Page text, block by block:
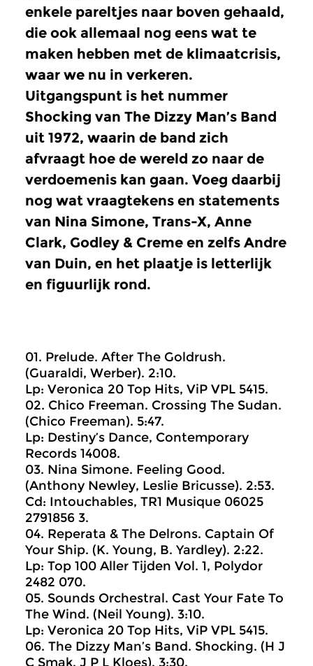
enkele pareltjes naar boven gehaald,
die ook allemaal nog eens wat te
maken hebben met de klimaatcrisis,
waar we nu in verkeren.
Uitgangspunt is het nummer
Shocking van The Dizzy Man’s Band
uit 1972, waarin de band zich
afvraagt hoe de wereld zo naar de
verdoemenis kan gaan. Voeg daarbij
nog wat vraagtekens en statements
van Nina Simone, Trans-X, Anne
Clark, Godley & Creme en zelfs Andre
van Duin, en het plaatje is letterlijk
en figuurlijk rond.
01. Prelude. After The Goldrush.
(Guaraldi, Werber). 2:10.
Lp: Veronica 20 Top Hits, ViP VPL 5415.
02. Chico Freeman. Crossing The Sudan.
(Chico Freeman). 5:47.
Lp: Destiny’s Dance, Contemporary
Records 14008.
03. Nina Simone. Feeling Good.
(Anthony Newley, Leslie Bricusse). 2:53.
Cd: Intouchables, TR1 Musique 06025
2791856 3.
04. Reperata & The Delrons. Captain Of
Your Ship. (K. Young, B. Yardley). 2:22.
Lp: Top 100 Aller Tijden Vol. 1, Polydor
2482 070.
05. Sounds Orchestral. Cast Your Fate To
The Wind. (Neil Young). 3:10.
Lp: Veronica 20 Top Hits, ViP VPL 5415.
06. The Dizzy Man’s Band. Shocking. (H J
C Smak, J P L Kloes). 3:30.